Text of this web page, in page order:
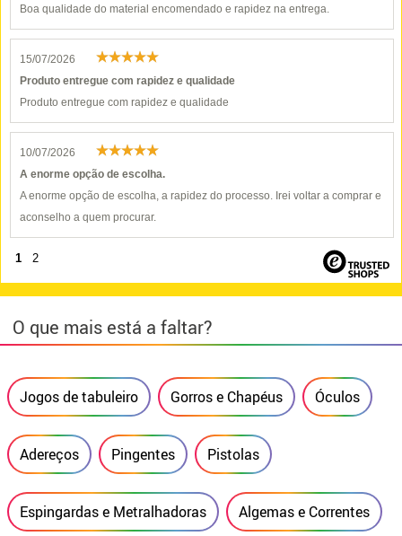
Boa qualidade do material encomendado e rapidez na entrega.
15/07/2026
Produto entregue com rapidez e qualidade
Produto entregue com rapidez e qualidade
10/07/2026
A enorme opção de escolha.
A enorme opção de escolha, a rapidez do processo. Irei voltar a comprar e
aconselho a quem procurar.
1 2
O que mais está a faltar?
Jogos de tabuleiro Gorros e Chapéus Óculos
Adereços Pingentes Pistolas
Espingardas e Metralhadoras Algemas e Correntes